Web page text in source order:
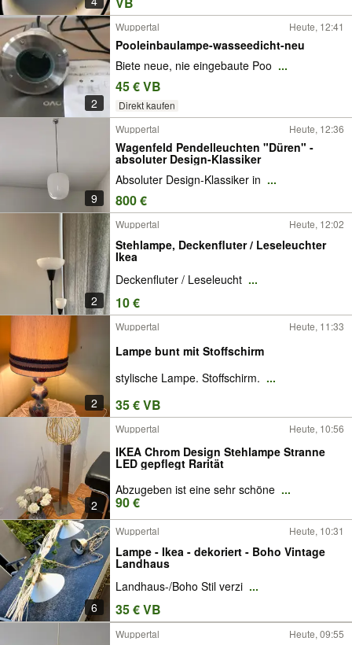
2
Wuppertal Heute, 12:41
Pooleinbaulampe-wasseedicht-neu
Biete neue, nie eingebaute Poo ...
45 € VB
Direkt kaufen
9
Wuppertal Heute, 12:36
Wagenfeld Pendelleuchten "Düren" -
absoluter Design-Klassiker
Absoluter Design-Klassiker in ...
800 €
2
Wuppertal Heute, 12:02
Stehlampe, Deckenfluter / Leseleuchter
Ikea
Deckenfluter / Leseleucht ...
10 €
2
Wuppertal Heute, 11:33
Lampe bunt mit Stoffschirm
stylische Lampe. Stoffschirm. ...
35 € VB
2
Wuppertal Heute, 10:56
IKEA Chrom Design Stehlampe Stranne
LED gepflegt Rarität
Abzugeben ist eine sehr schöne ...
90 €
6
Wuppertal Heute, 10:31
Lampe - Ikea - dekoriert - Boho Vintage
Landhaus
Landhaus-/Boho Stil verzi ...
35 € VB
Wuppertal Heute, 09:55